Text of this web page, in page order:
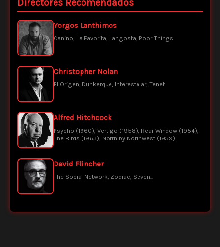
Directores Recomendados
Yorgos Lanthimos
Canino, La Favorita, Langosta, Poor Things
Christopher Nolan
El Origen, Dunkerque, Interestelar, Tenet
Alfred Hitchcock
Psycho (1960), Vertigo (1958), Rear Window (1954),
The Birds (1963), North by Northwest (1959)
David Flincher
The Social Network, Zodiac, Seven...